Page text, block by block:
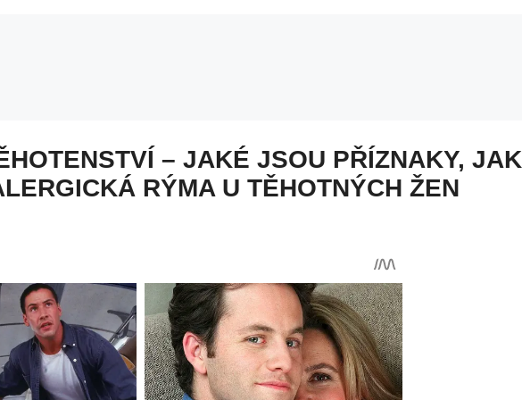
– JAKÉ JSOU PŘÍZNAKY,
RÝMA U TĚHOTNÝCH ŽEN